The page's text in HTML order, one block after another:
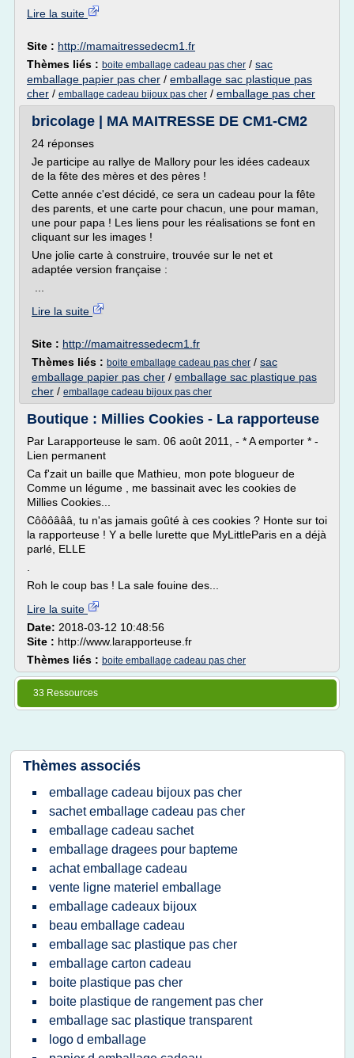
Lire la suite
Site : http://mamaitressedecm1.fr
Thèmes liés : boite emballage cadeau pas cher / sac
emballage papier pas cher / emballage sac plastique pas
cher / emballage cadeau bijoux pas cher / emballage pas cher
bricolage | MA MAITRESSE DE CM1-CM2
24 réponses
Je participe au rallye de Mallory pour les idées cadeaux
de la fête des mères et des pères !
Cette année c'est décidé, ce sera un cadeau pour la fête
des parents, et une carte pour chacun, une pour maman,
une pour papa ! Les liens pour les réalisations se font en
cliquant sur les images !
Une jolie carte à construire, trouvée sur le net et
adaptée version française :
Lire la suite
Site : http://mamaitressedecm1.fr
Thèmes liés : boite emballage cadeau pas cher / sac
emballage papier pas cher / emballage sac plastique pas
cher / emballage cadeau bijoux pas cher
Boutique : Millies Cookies - La rapporteuse
Par Larapporteuse le sam. 06 août 2011, - * A emporter * -
Lien permanent
Ca f'zait un baille que Mathieu, mon pote blogueur de
Comme un légume , me bassinait avec les cookies de
Millies Cookies...
Côôôâââ, tu n'as jamais goûté à ces cookies ? Honte sur toi
la rapporteuse ! Y a belle lurette que MyLittleParis en a déjà
parlé, ELLE
Roh le coup bas ! La sale fouine des...
Lire la suite
Date: 2018-03-12 10:48:56
Site : http://www.larapporteuse.fr
Thèmes liés : boite emballage cadeau pas cher
33 Ressources
Thèmes associés
emballage cadeau bijoux pas cher
sachet emballage cadeau pas cher
emballage cadeau sachet
emballage dragees pour bapteme
achat emballage cadeau
vente ligne materiel emballage
emballage cadeaux bijoux
beau emballage cadeau
emballage sac plastique pas cher
emballage carton cadeau
boite plastique pas cher
boite plastique de rangement pas cher
emballage sac plastique transparent
logo d emballage